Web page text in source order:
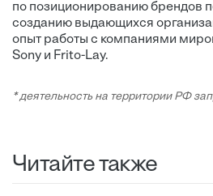
по позиционированию брендов
созданию выдающихся
опыт работы с компаниями
Sony и Frito-Lay.
* деятельность на территории РФ
Читайте также